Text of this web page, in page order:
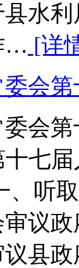
水
… [详
会
委会
十七
、听
议
县